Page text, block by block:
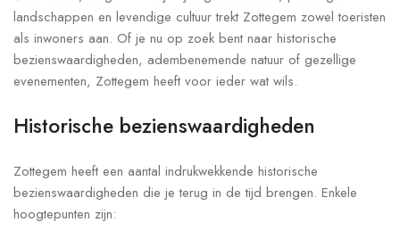
landschappen en levendige cultuur trekt Zottegem zowel toeristen
als inwoners aan. Of je nu op zoek bent naar historische
bezienswaardigheden, adembenemende natuur of gezellige
evenementen, Zottegem heeft voor ieder wat wils.
Historische bezienswaardigheden
Zottegem heeft een aantal indrukwekkende historische
bezienswaardigheden die je terug in de tijd brengen. Enkele
hoogtepunten zijn: